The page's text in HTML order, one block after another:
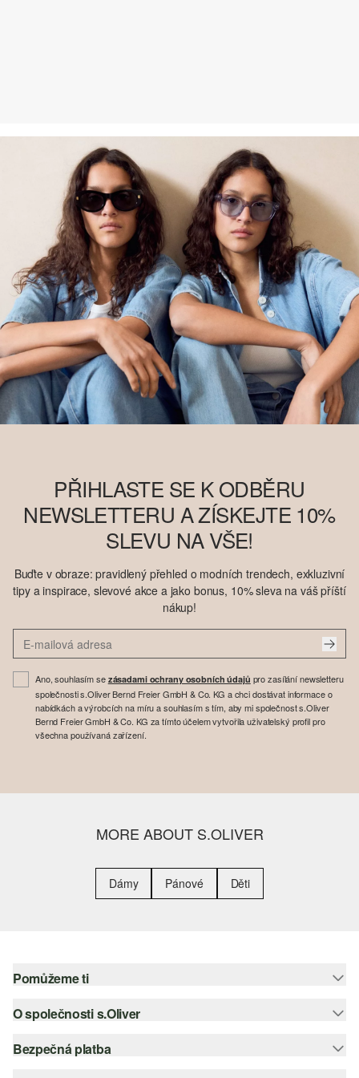
PŘIHLASTE SE K ODBĚRU
NEWSLETTERU A ZÍSKEJTE 10%
SLEVU NA VŠE!
Buďte v obraze: pravidlený přehled o modních trendech, exkluzivní
tipy a inspirace, slevové akce a jako bonus, 10% sleva na váš příští
nákup!
Ano, souhlasím se zásadami ochrany osobních údajů pro zasílání newsletteru
společnosti s.Oliver Bernd Freier GmbH & Co. KG a chci dostávat informace o
nabídkách a výrobcích na míru a souhlasím s tím, aby mi společnost s.Oliver
Bernd Freier GmbH & Co. KG za tímto účelem vytvořila uživatelský profil pro
všechna používaná zařízení.
MORE ABOUT S.OLIVER
Dámy Pánové Děti
Pomůžeme ti
Nápověda – často kladené otázky
Nápověda k velikostem
O společnosti s.Oliver
Newsletter
Bezpečná platba